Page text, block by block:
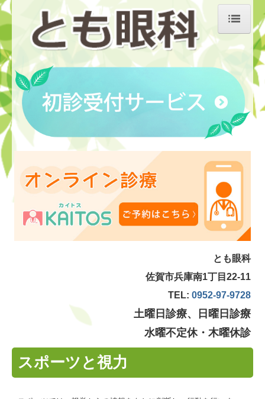
ホーム
花粉症・アレルギー性結膜炎
コンタクト
交通案内
オンライン診療
スポーツと視力
とも眼科
佐賀市兵庫南1丁目22-11
TEL: 0952-97-9728
土曜日診療、
日曜日診療
水曜不定休・木曜休診
スポーツと視力